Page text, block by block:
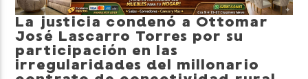
La justicia condenó a Ottomar
José Lascarro Torres por su
participación en las
irregularidades del millonario